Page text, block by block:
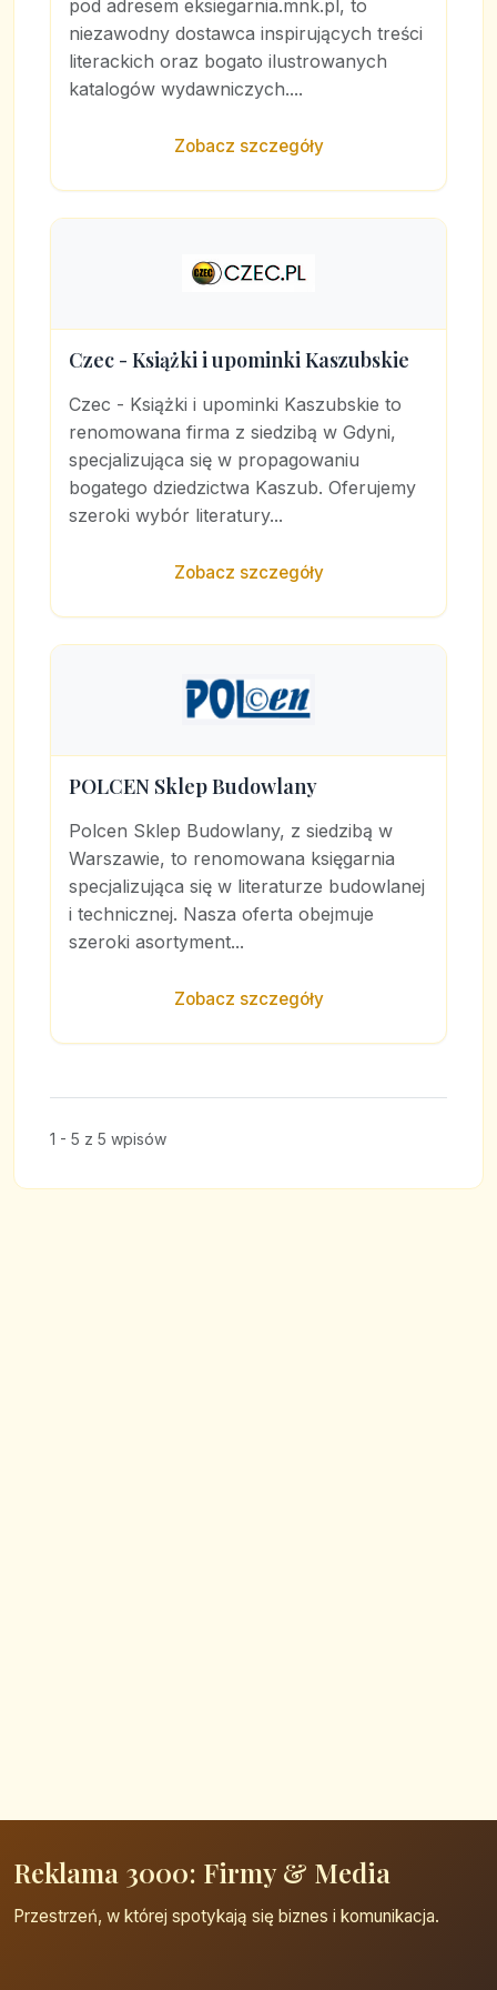
pod adresem eksiegarnia.mnk.pl, to
niezawodny dostawca inspirujących treści
literackich oraz bogato ilustrowanych
katalogów wydawniczych....
Zobacz szczegóły
Czec - Książki i upominki Kaszubskie
Czec - Książki i upominki Kaszubskie to
renomowana firma z siedzibą w Gdyni,
specjalizująca się w propagowaniu
bogatego dziedzictwa Kaszub. Oferujemy
szeroki wybór literatury...
Zobacz szczegóły
POLCEN Sklep Budowlany
Polcen Sklep Budowlany, z siedzibą w
Warszawie, to renomowana księgarnia
specjalizująca się w literaturze budowlanej
i technicznej. Nasza oferta obejmuje
szeroki asortyment...
Zobacz szczegóły
1 - 5 z 5 wpisów
Reklama 3000: Firmy & Media
Przestrzeń, w której spotykają się biznes i komunikacja.